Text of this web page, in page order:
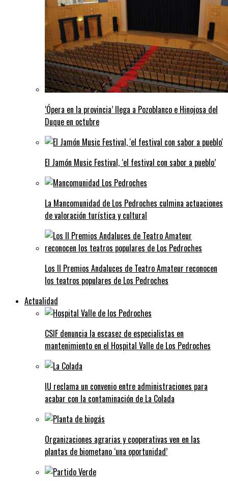
‘Ópera en la provincia’ llega a Pozoblanco e Hinojosa del
Duque en octubre
El Jamón Music Festival, ‘el festival con sabor a pueblo’
La Mancomunidad de Los Pedroches culmina actuaciones
de valoración turística y cultural
Los II Premios Andaluces de Teatro Amateur reconocen
los teatros populares de Los Pedroches
Actualidad
CSIF denuncia la escasez de especialistas en
mantenimiento en el Hospital Valle de Los Pedroches
IU reclama un convenio entre administraciones para
acabar con la contaminación de La Colada
Organizaciones agrarias y cooperativas ven en las
plantas de biometano ‘una oportunidad’